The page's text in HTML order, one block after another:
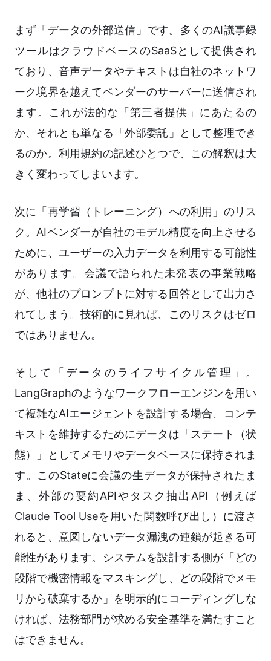
まず「データの外部送信」です。多くのAI議事録
ツールはクラウドベースのSaaSとして提供され
ており、音声データやテキストは自社のネットワ
ーク境界を越えてベンダーのサーバーに送信され
ます。これが法的な「第三者提供」にあたるの
か、それとも単なる「外部委託」として整理でき
るのか。利用規約の記述ひとつで、この解釈は大
きく変わってしまいます。
次に「再学習（トレーニング）への利用」のリス
ク。AIベンダーが自社のモデル精度を向上させる
ために、ユーザーの入力データを利用する可能性
があります。会議で語られた未発表の事業戦略
が、他社のプロンプトに対する回答として出力さ
れてしまう。技術的に見れば、このリスクはゼロ
ではありません。
そして「データのライフサイクル管理」。
LangGraphのようなワークフローエンジンを用い
て複雑なAIエージェントを設計する場合、コンテ
キストを維持するためにデータは「ステート（状
態）」としてメモリやデータベースに保持されま
す。このStateに会議の生データが保持されたま
ま、外部の要約APIやタスク抽出API（例えば
Claude Tool Useを用いた関数呼び出し）に渡さ
れると、意図しないデータ漏洩の連鎖が起きる可
能性があります。システムを設計する側が「どの
段階で機密情報をマスキングし、どの段階でメモ
リから破棄するか」を明示的にコーディングしな
ければ、法務部門が求める安全基準を満たすこと
はできません。